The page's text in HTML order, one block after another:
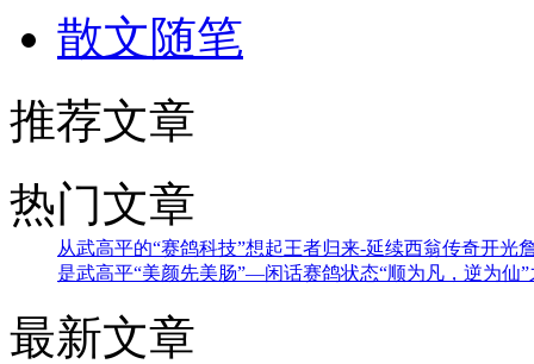
散文随笔
推荐文章
热门文章
从武高平的“赛鸽科技”想起王者归来-延续西翁传奇开光
是武高平“美颜先美肠”—闲话赛鸽状态“顺为凡，逆为仙
最新文章